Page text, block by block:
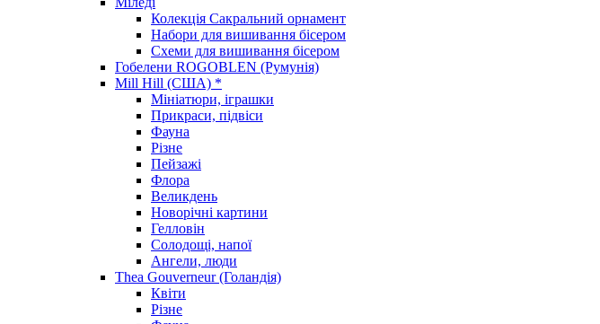
Колекція Сакральний орнамент
Набори для вишивання бісером
Схеми для вишивання бісером
Гобелени ROGOBLEN (Румунія)
Mill Hill (США) *
Мініатюри, іграшки
Прикраси, підвіси
Фауна
Різне
Пейзажі
Флора
Великдень
Новорічні картини
Гелловін
Солодощі, напої
Ангели, люди
Thea Gouverneur (Голандія)
Квіти
Різне